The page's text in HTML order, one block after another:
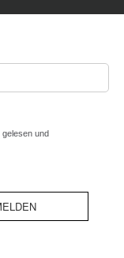
gelesen und